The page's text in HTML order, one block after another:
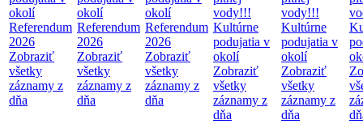
okolí
Referendum
2026
Zobraziť
všetky
záznamy z
dňa
okolí
Referendum
2026
Zobraziť
všetky
záznamy z
dňa
okolí
Referendum
2026
Zobraziť
všetky
záznamy z
dňa
vody!!!
Kultúrne
podujatia v
okolí
Zobraziť
všetky
záznamy z
dňa
vody!!!
Kultúrne
podujatia v
okolí
Zobraziť
všetky
záznamy z
dňa